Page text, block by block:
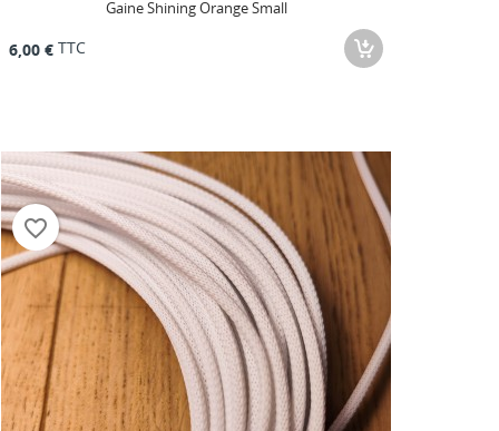
Gaine Shining Orange Small
6,00 € TTC
favorite_border